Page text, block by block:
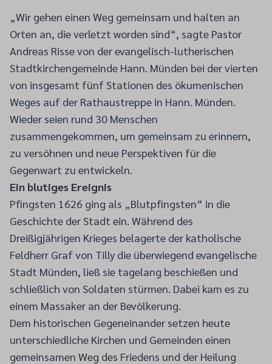
„Wir gehen einen Weg gemeinsam und halten an
Orten an, die verletzt worden sind“, sagte Pastor
Andreas Risse von der evangelisch-lutherischen
Stadtkirchengemeinde Hann. Münden bei der vierten
von insgesamt fünf Stationen des ökumenischen
Weges auf der Rathaustreppe in Hann. Münden.
Wieder seien rund 30 Menschen
zusammengekommen, um gemeinsam zu erinnern,
zu versöhnen und neue Perspektiven für die
Gegenwart zu entwickeln.
Ein blutiges Ereignis
Pfingsten 1626 ging als „Blutpfingsten“ in die
Geschichte der Stadt ein. Während des
Dreißigjährigen Krieges belagerte der katholische
Feldherr Graf von Tilly die überwiegend evangelische
Stadt Münden, ließ sie tagelang beschießen und
schließlich von Soldaten stürmen. Dabei kam es zu
einem Massaker an der Bevölkerung.
Dem historischen Gegeneinander setzen heute
unterschiedliche Kirchen und Gemeinden einen
gemeinsamen Weg des Friedens und der Heilung